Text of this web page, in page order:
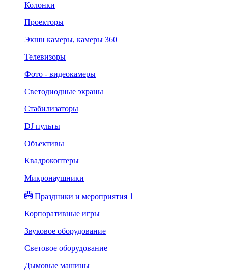
Колонки
Проекторы
Экшн камеры, камеры 360
Телевизоры
Фото - видеокамеры
Светодиодные экраны
Стабилизаторы
DJ пульты
Объективы
Квадрокоптеры
Микронаушники
Праздники и мероприятия 1
Корпоративные игры
Звуковое оборудование
Световое оборудование
Дымовые машины